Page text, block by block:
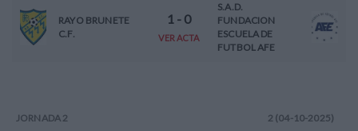
RAYO BRUNETE
C.F.
1- 0
VER ACTA
S.A.D.
FUNDACION
ESCUELA DE
FUTBOL AFE
JORNADA 2 2 (04-10-2025)